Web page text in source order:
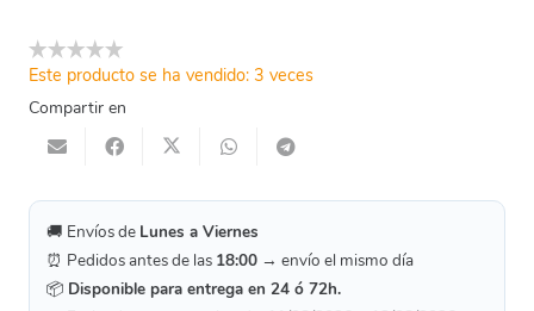
Curvo
Manguera
50Mm.
cantidad
Este producto se ha vendido: 3 veces
Compartir en
🚚 Envíos de Lunes a Viernes
⏰ Pedidos antes de las 18:00 → envío el mismo día
📦 Disponible para entrega en 24 ó 72h.